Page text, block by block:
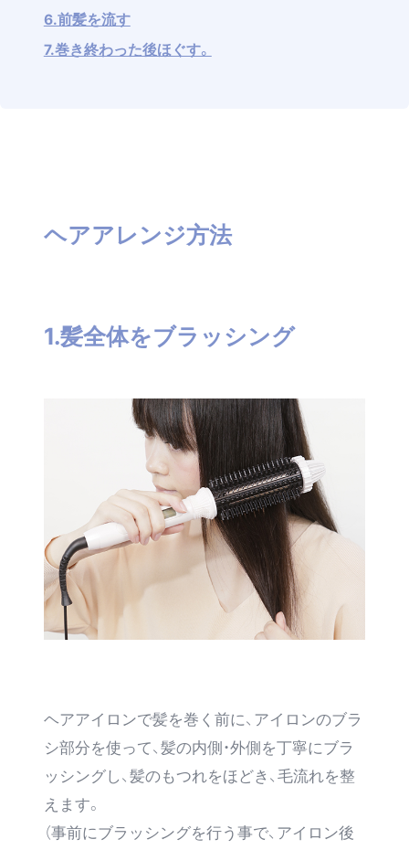
6.前髪を流す
7.巻き終わった後ほぐす。
ヘアアレンジ方法
1.髪全体をブラッシング
ヘアアイロンで髪を巻く前に、アイロンのブラ
シ部分を使って、髪の内側・外側を丁寧にブラ
ッシングし、髪のもつれをほどき、毛流れを整
えます。
（事前にブラッシングを行う事で、アイロン後